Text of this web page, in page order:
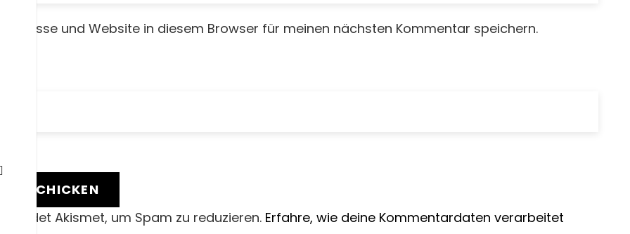
Adresse und Website in diesem Browser für meinen nächsten Kommentar speichern.
ABSCHICKEN
Akismet, um Spam zu reduzieren. Erfahre, wie deine Kommentardaten verarbeitet